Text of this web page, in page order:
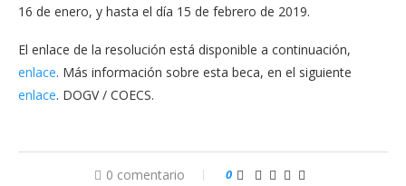
16 de enero, y hasta el día 15 de febrero de 2019.
El enlace de la resolución está disponible a continuación,
enlace. Más información sobre esta beca, en el siguiente
enlace. DOGV / COECS.
0 comentario 0